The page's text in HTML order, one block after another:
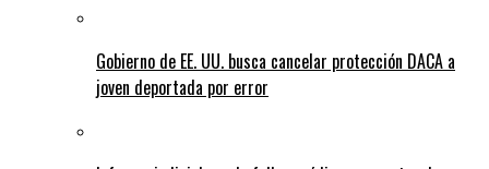
Gobierno de EE. UU. busca cancelar protección DACA a
joven deportada por error